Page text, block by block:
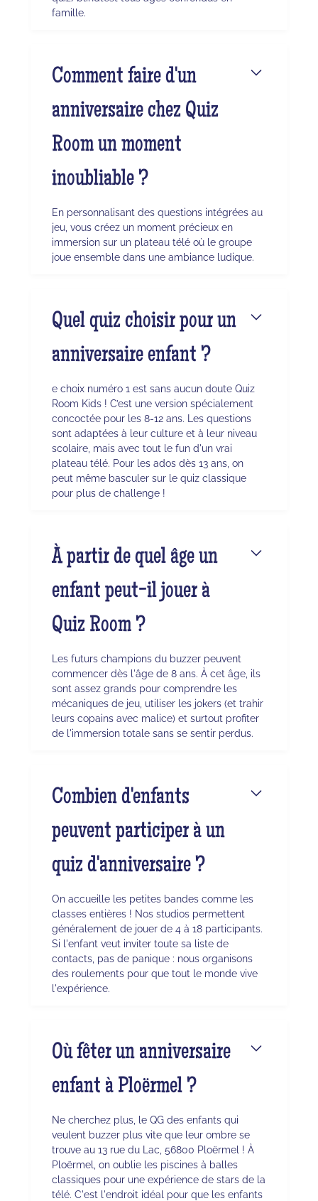
famille.
Comment faire d'un
anniversaire chez Quiz
Room un moment
inoubliable ?
En personnalisant des questions intégrées au
jeu, vous créez un moment précieux en
immersion sur un plateau télé où le groupe
joue ensemble dans une ambiance ludique.
Quel quiz choisir pour un
anniversaire enfant ?
e choix numéro 1 est sans aucun doute Quiz
Room Kids ! C’est une version spécialement
concoctée pour les 8-12 ans. Les questions
sont adaptées à leur culture et à leur niveau
scolaire, mais avec tout le fun d'un vrai
plateau télé. Pour les ados dès 13 ans, on
peut même basculer sur le quiz classique
pour plus de challenge !
À partir de quel âge un
enfant peut-il jouer à
Quiz Room ?
Les futurs champions du buzzer peuvent
commencer dès l'âge de 8 ans. À cet âge, ils
sont assez grands pour comprendre les
mécaniques de jeu, utiliser les jokers (et trahir
leurs copains avec malice) et surtout profiter
de l'immersion totale sans se sentir perdus.
Combien d'enfants
peuvent participer à un
quiz d'anniversaire ?
On accueille les petites bandes comme les
classes entières ! Nos studios permettent
généralement de jouer de 4 à 18 participants.
Si l'enfant veut inviter toute sa liste de
contacts, pas de panique : nous organisons
des roulements pour que tout le monde vive
l'expérience.
Où fêter un anniversaire
enfant à Ploërmel ?
Ne cherchez plus, le QG des enfants qui
veulent buzzer plus vite que leur ombre se
trouve au 13 rue du Lac, 56800 Ploërmel ! À
Ploërmel, on oublie les piscines à balles
classiques pour une expérience de stars de la
télé. C'est l'endroit idéal pour que les enfants